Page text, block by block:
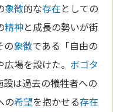
象徴的な存在としての
精神と成長の勢いが街
の象徴である「自由の
場を設けた。 ボゴタ
は過去の犠牲者への
の希望を抱かせる存在